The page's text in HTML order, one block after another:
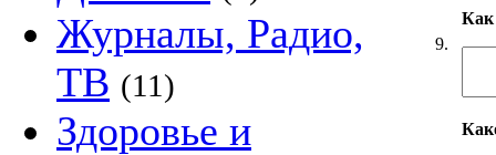
Журналы, Радио,
ТВ (11)
Здоровье и
9.
Как